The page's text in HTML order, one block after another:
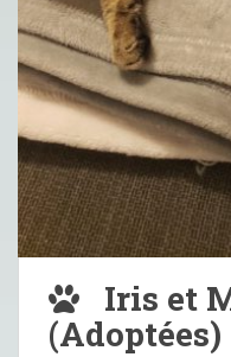
Iris et
(Adoptées)